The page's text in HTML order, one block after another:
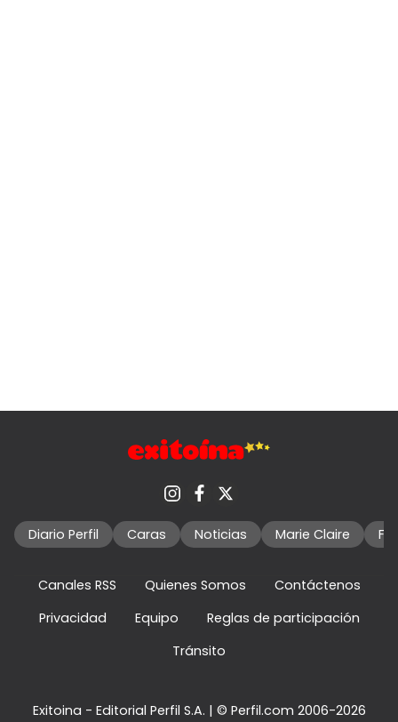
Diario Perfil Caras Noticias Marie Claire
Canales RSS Quienes Somos
Contáctenos
Privacidad
Equipo
Reglas de participación
Tránsito
Exitoina - Editorial Perfil S.A. | © Perfil.com 2006-2026